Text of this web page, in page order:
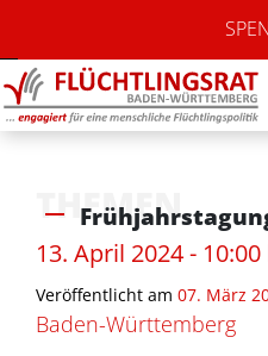
THEMEN
13. April 2024 -
Veröffentlicht am 07. März
Baden-Württemberg